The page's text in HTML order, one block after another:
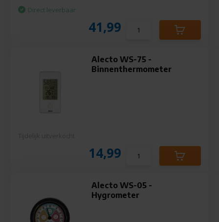
Direct leverbaar
41,99
Alecto WS-75 -
Binnenthermometer
14,99
Alecto WS-05 -
Hygrometer